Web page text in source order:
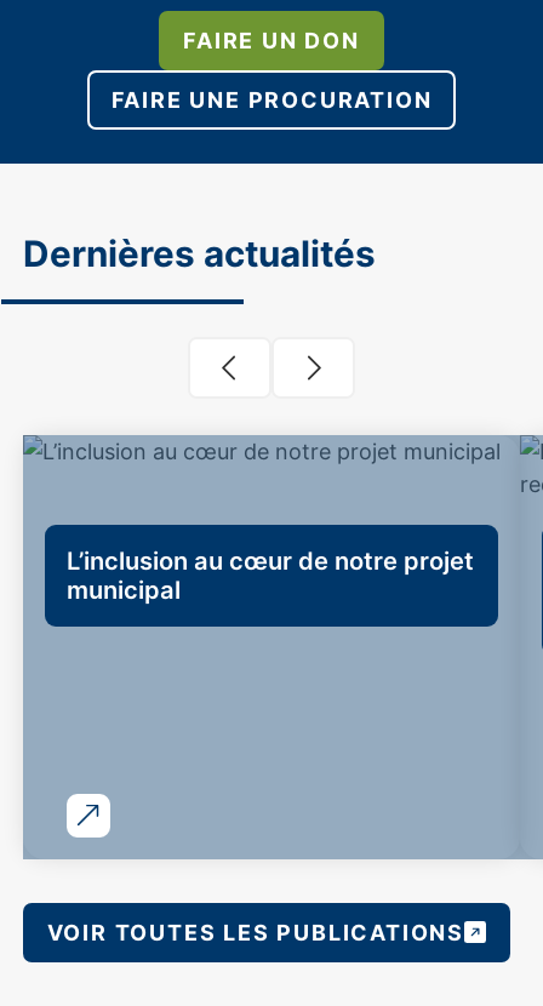
FAIRE UN DON
FAIRE UNE PROCURATION
Dernières actualités
L’inclusion au cœur de notre projet
municipal
VOIR TOUTES LES PUBLICATIONS